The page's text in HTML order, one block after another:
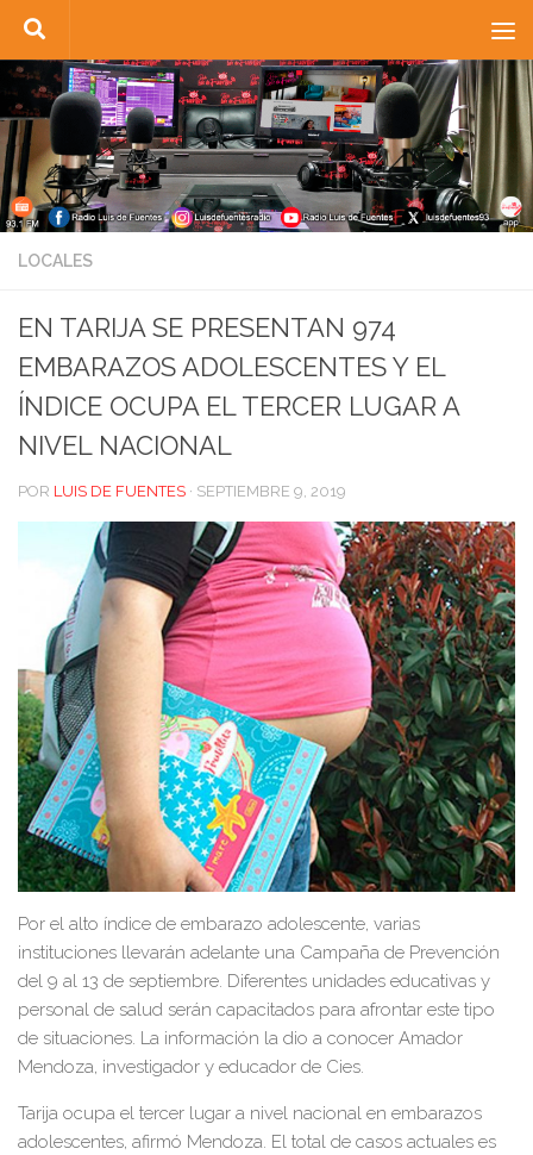
Saltar al contenido
LOCALES
EN TARIJA SE PRESENTAN 974
EMBARAZOS ADOLESCENTES Y EL
ÍNDICE OCUPA EL TERCER LUGAR A
NIVEL NACIONAL
POR LUIS DE FUENTES · SEPTIEMBRE 9, 2019
Por el alto índice de embarazo adolescente, varias
instituciones llevarán adelante una Campaña de Prevención
del 9 al 13 de septiembre. Diferentes unidades educativas y
personal de salud serán capacitados para afrontar este tipo
de situaciones. La información la dio a conocer Amador
Mendoza, investigador y educador de Cies.
Tarija ocupa el tercer lugar a nivel nacional en embarazos
adolescentes, afirmó Mendoza. El total de casos actuales es